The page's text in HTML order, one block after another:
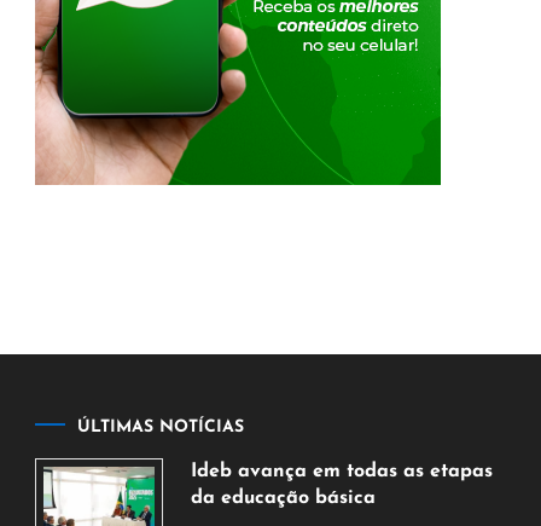
ÚLTIMAS NOTÍCIAS
Ideb avança em todas as etapas
da educação básica